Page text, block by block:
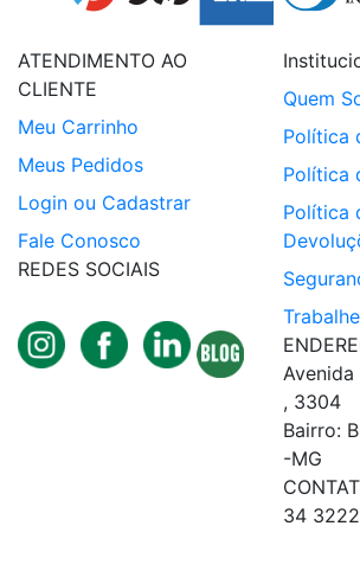
ATENDIMENTO AO
CLIENTE
Meu Carrinho
Meus Pedidos
Login ou Cadastrar
Fale Conosco
REDES SOCIAIS
Quem
Política
Política
Política
, 3304
Bairro:
-MG
34